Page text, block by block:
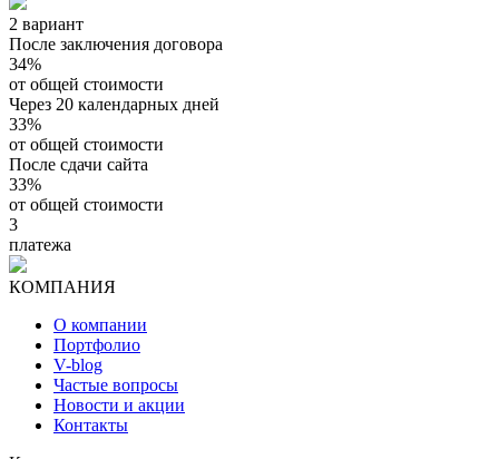
2 вариант
После заключения договора
34%
от общей стоимости
Через 20 календарных дней
33%
от общей стоимости
После сдачи сайта
33%
от общей стоимости
3
платежа
КОМПАНИЯ
О компании
Портфолио
V-blog
Частые вопросы
Новости и акции
Контакты